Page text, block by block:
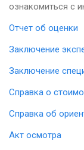
ознакомиться с
Отчет об оценки
Заключение
Заключение
Справка о
Справка об
Акт осмотра